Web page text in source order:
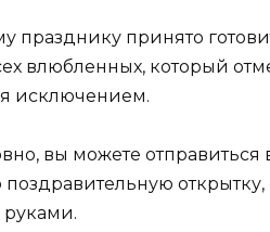
празднику принято
влюбленных, который
исключением.
вы можете
поздравительную